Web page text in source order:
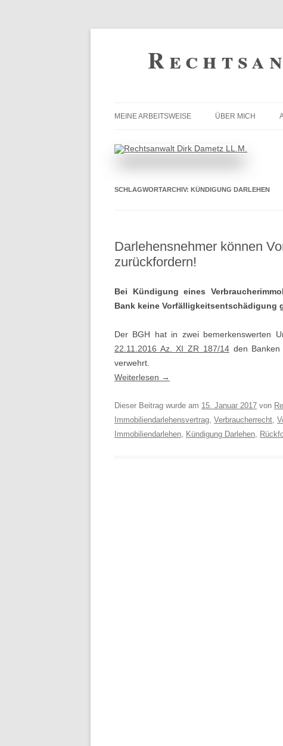
MEINE ARBEITSWEISE ÜBER MICH
SCHLAGWORTARCHIV: KÜNDIGUNG DARLEHEN
Darlehensnehmer können
zurückfordern!
Bei Kündigung eines
Bank keine Vorfälligkeitsentschädigung
Der BGH hat in zwei bemerkenswerten
22.11.2016 Az. XI ZR 187/14den Banken
verwehrt.
Weiterlesen →
Dieser Beitrag wurde am 15. Januar 2017 von
Immobiliendarlehensvertrag, Verbraucherrecht,
Immobiliendarlehen, Kündigung Darlehen,